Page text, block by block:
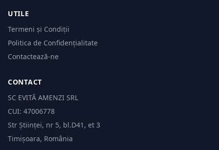
UTILE
Termeni și Condiții
Politica de Confidențialitate
Contactează-ne
CONTACT
SC EVITĂ AMENZI SRL
CUI: 47006778
Str Științei, nr 5, bl.D41, et 3
Timișoara, România